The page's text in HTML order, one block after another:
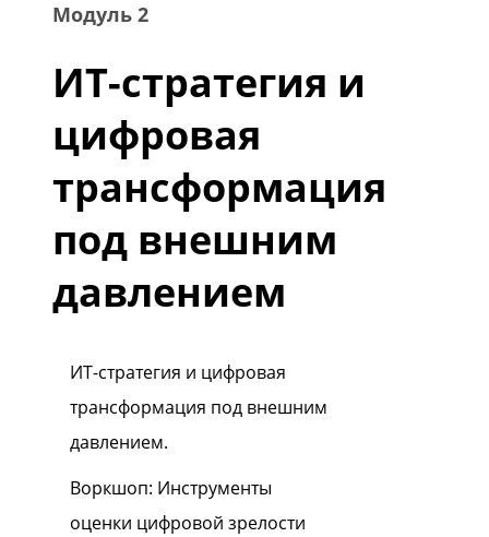
Модуль 2
ИТ-стратегия и
цифровая
трансформация
под внешним
давлением
ИТ-стратегия и цифровая
трансформация под внешним
давлением.
Воркшоп: Инструменты
оценки цифровой зрелости